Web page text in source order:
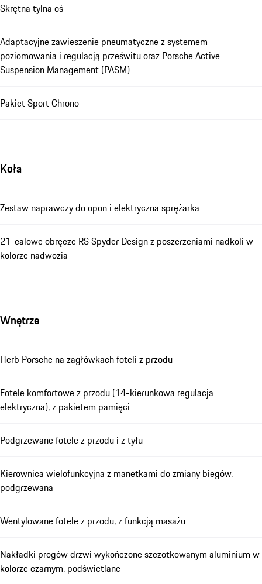
Skrętna tylna oś
Adaptacyjne zawieszenie pneumatyczne z systemem
poziomowania i regulacją prześwitu oraz Porsche Active
Suspension Management (PASM)
Pakiet Sport Chrono
Koła
Zestaw naprawczy do opon i elektryczna sprężarka
21-calowe obręcze RS Spyder Design z poszerzeniami nadkoli w
kolorze nadwozia
Wnętrze
Herb Porsche na zagłówkach foteli z przodu
Fotele komfortowe z przodu (14-kierunkowa regulacja
elektryczna), z pakietem pamięci
Podgrzewane fotele z przodu i z tyłu
Kierownica wielofunkcyjna z manetkami do zmiany biegów,
podgrzewana
Wentylowane fotele z przodu, z funkcją masażu
Nakładki progów drzwi wykończone szczotkowanym aluminium w
kolorze czarnym, podświetlane